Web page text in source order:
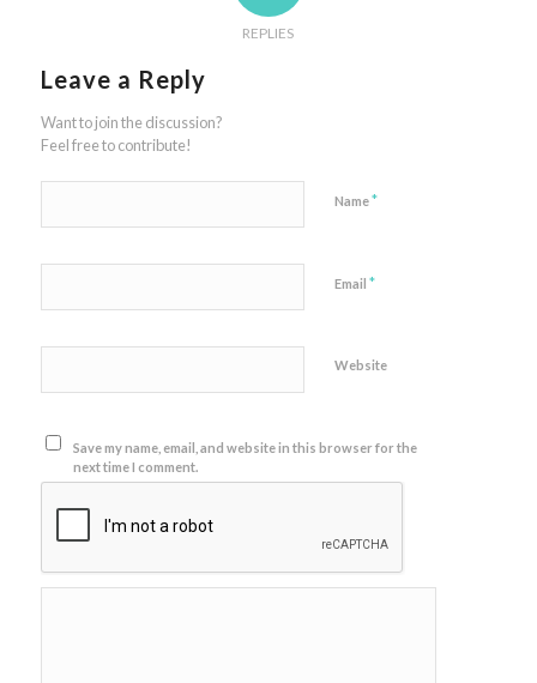
REPLIES
Leave a Reply
Want to join the discussion?
Feel free to contribute!
Name*
Email *
Website
Save my name, email, and website in this browser for the
next time I comment.